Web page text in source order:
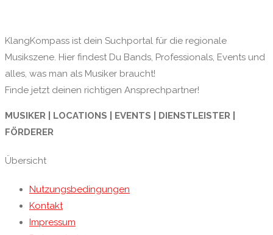
KlangKompass ist dein Suchportal für die regionale
Musikszene. Hier findest Du Bands, Professionals, Events und
alles, was man als Musiker braucht!
Finde jetzt deinen richtigen Ansprechpartner!
MUSIKER | LOCATIONS | EVENTS | DIENSTLEISTER |
FÖRDERER
Übersicht
Nutzungsbedingungen
Kontakt
Impressum